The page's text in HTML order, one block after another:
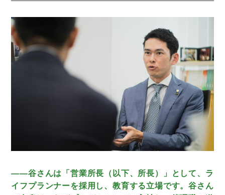
ミモザマガジンとは
――谷さんは「営業所長（以下、所長）」として、ラ
イフプランナーを採用し、教育する立場です。谷さん